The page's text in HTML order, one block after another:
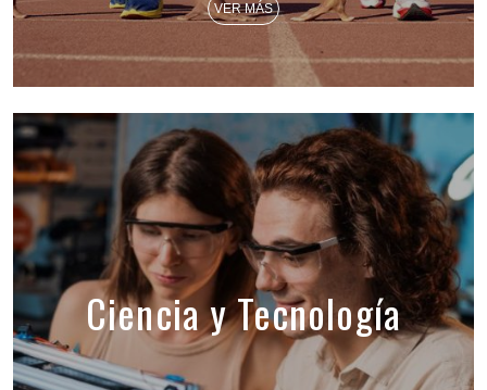
VER MÁS
Ciencia y Tecnología